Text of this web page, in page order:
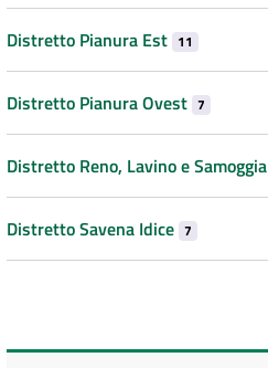
Distretto Pianura Est 11
Distretto Pianura Ovest 7
Distretto Reno, Lavino e Samoggia
Distretto Savena Idice 7